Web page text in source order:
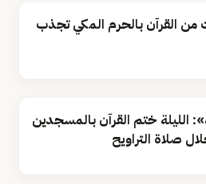
من القرآن بالحرم المكي تجذب
الليلة ختم القرآن بالمسجدين
صلاة التراويح